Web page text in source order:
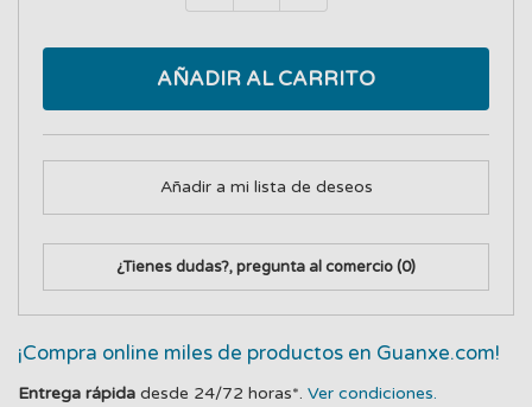
AÑADIR AL CARRITO
Añadir a mi lista de deseos
¿Tienes dudas?, pregunta al comercio(0)
¡Compra online miles de productos en Guanxe.com!
Entrega rápida desde 24/72 horas*. Ver condiciones.